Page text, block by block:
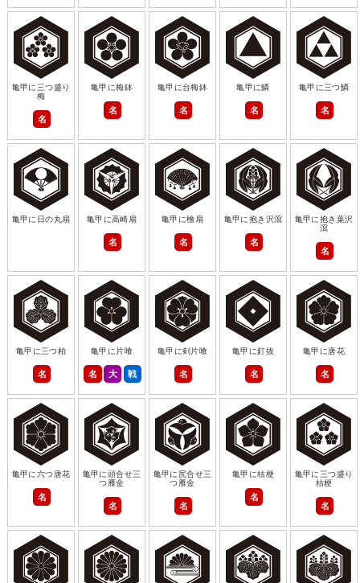
亀甲に三つ盛り
梅
名
亀甲に梅鉢
名
亀甲に台梅鉢
名
亀甲に鱗
名
亀甲に三つ鱗
名
亀甲に日の丸扇 亀甲に高崎扇
名
亀甲に檜扇
名
亀甲に抱き沢瀉
名
亀甲に抱き葉沢
瀉
名
亀甲に三つ柏
名
亀甲に片喰
名 大 戦
亀甲に剣片喰
名
亀甲に釘抜
名
亀甲に唐花
名
亀甲に六つ唐花
名
亀甲に頭合せ三
つ雁金
名
亀甲に尻合せ三
つ雁金
名
亀甲に桔梗
名
亀甲に三つ盛り
桔梗
名